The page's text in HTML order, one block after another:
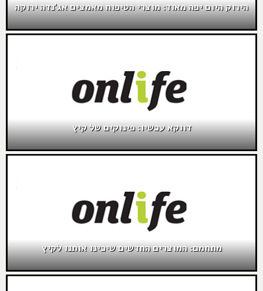
הירוק היום יפה מאוד: מוצרי הטיפוח מאמצים אג'נדה ירוקה
דווקא עכשיו: פינוקים של קיץ
מתחמם: המוצרים החדשים שיכינו אותנו לקיץ